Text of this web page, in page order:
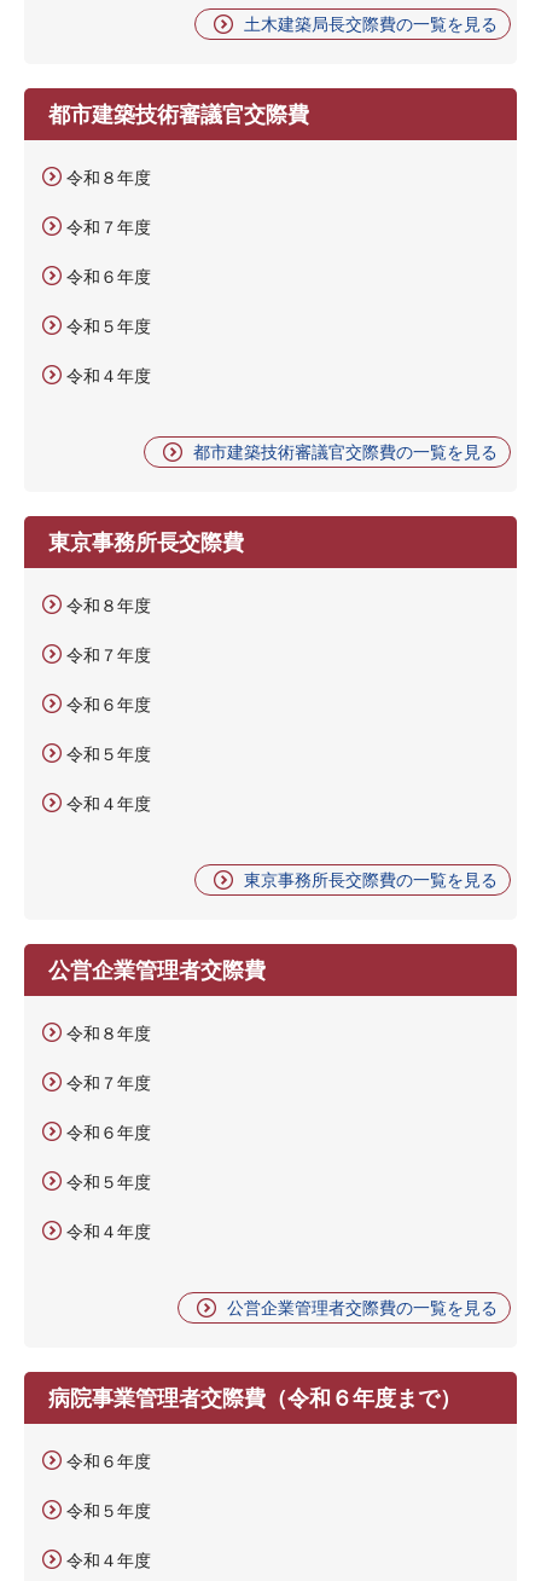
土木建築局長交際費の一覧を見る
都市建築技術審議官交際費
令和８年度
令和７年度
令和６年度
令和５年度
令和４年度
都市建築技術審議官交際費の一覧を見る
東京事務所長交際費
令和８年度
令和７年度
令和６年度
令和５年度
令和４年度
東京事務所長交際費の一覧を見る
公営企業管理者交際費
令和８年度
令和７年度
令和６年度
令和５年度
令和４年度
公営企業管理者交際費の一覧を見る
病院事業管理者交際費（令和６年度まで）
令和６年度
令和５年度
令和４年度